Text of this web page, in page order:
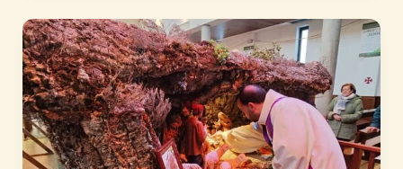
Peregrinación
Parroquial
Jubileo
2025